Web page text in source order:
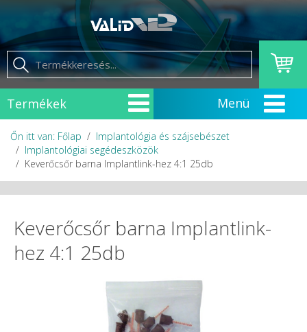
Termékek
Őn itt van: Főlap
Implantológia és szájsebészet
Implantológiai segédeszközök
Keverőcsőr barna Implantlink-hez 4:1 25db
Keverőcsőr barna Implantlink-
hez 4:1 25db